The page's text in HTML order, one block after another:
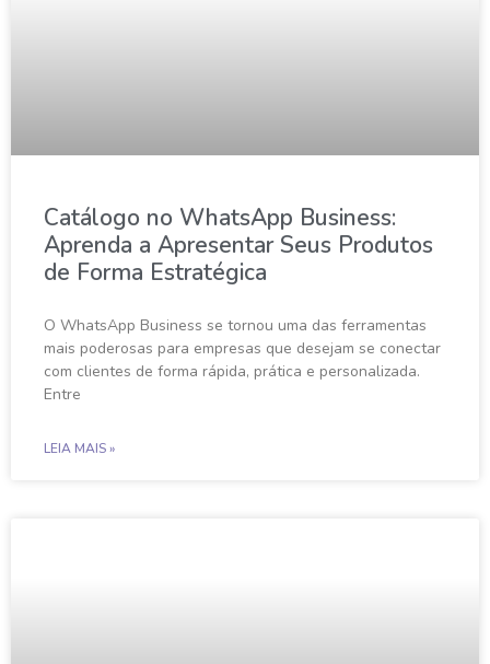
Catálogo no WhatsApp Business:
Aprenda a Apresentar Seus Produtos
de Forma Estratégica
O WhatsApp Business se tornou uma das ferramentas
mais poderosas para empresas que desejam se conectar
com clientes de forma rápida, prática e personalizada.
Entre
LEIA MAIS »